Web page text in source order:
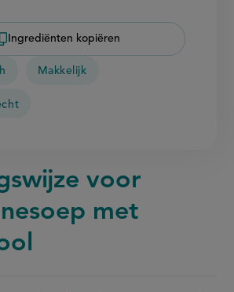
Ingrediënten kopiëren
Makkelijk
voor
met